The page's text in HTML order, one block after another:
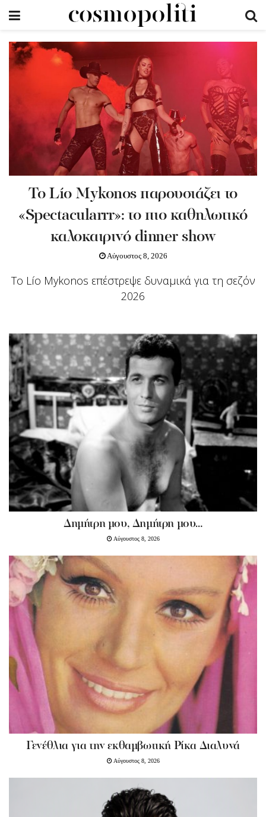
Το Lío Mykonos παρουσιάζει το
«Spectacularrr»: το πιο καθηλωτικό
καλοκαιρινό dinner show
Αύγουστος 8, 2026
Το Lío Mykonos επέστρεψε δυναμικά για τη σεζόν
2026
Δημήτρη μου, Δημήτρη μου…
Αύγουστος 8, 2026
Γενέθλια για την εκθαμβωτική Ρίκα Διαλυνά
Αύγουστος 8, 2026